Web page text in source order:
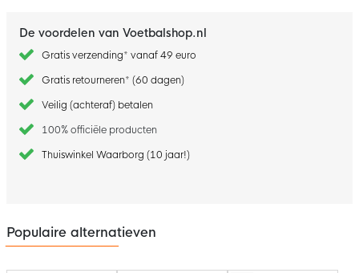
De voordelen van Voetbalshop.nl
Gratis verzending* vanaf 49 euro
Gratis retourneren* (60 dagen)
Veilig (achteraf) betalen
100% officiële producten
Thuiswinkel Waarborg (10 jaar!)
Populaire alternatieven